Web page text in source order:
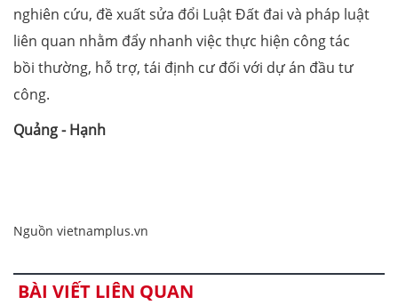
nghiên cứu, đề xuất sửa đổi Luật Đất đai và pháp luật
liên quan nhằm đẩy nhanh việc thực hiện công tác
bồi thường, hỗ trợ, tái định cư đối với dự án đầu tư
công.
Quảng - Hạnh
Nguồn vietnamplus.vn
BÀI VIẾT LIÊN QUAN